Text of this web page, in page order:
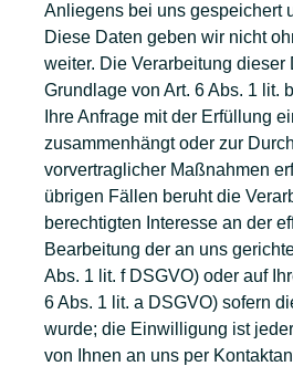
Anliegens bei uns gespeichert
Diese Daten geben wir nicht
weiter. Die Verarbeitung dieser
Grundlage von Art. 6 Abs. 1 lit.
Ihre Anfrage mit der Erfüllung
zusammenhängt oder zur
vorvertraglicher Maßnahmen
übrigen Fällen beruht die
berechtigten Interesse an der
Bearbeitung der an uns
Abs. 1 lit. f DSGVO) oder auf
6 Abs. 1 lit. a DSGVO) sofern
wurde; die Einwilligung ist
von Ihnen an uns per